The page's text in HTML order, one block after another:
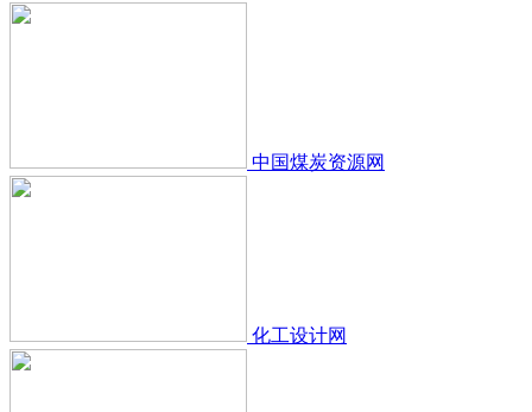
中国煤炭资源网
化工设计网